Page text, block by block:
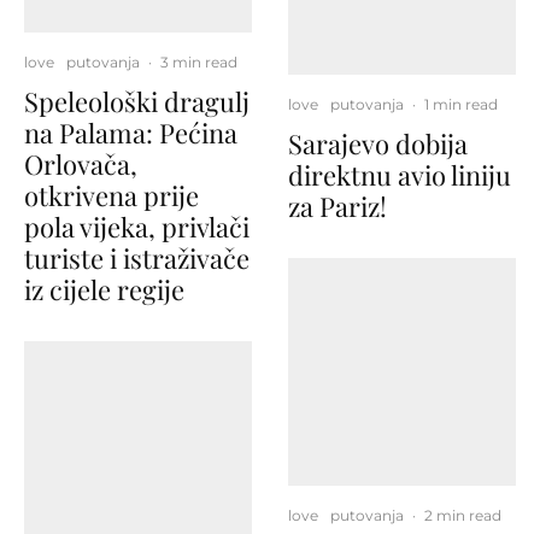
love putovanja · 3 min read
Speleološki dragulj
na Palama: Pećina
Orlovača,
otkrivena prije
pola vijeka, privlači
turiste i istraživače
iz cijele regije
love putovanja · 1 min read
Sarajevo dobija
direktnu avio liniju
za Pariz!
love putovanja · 2 min read